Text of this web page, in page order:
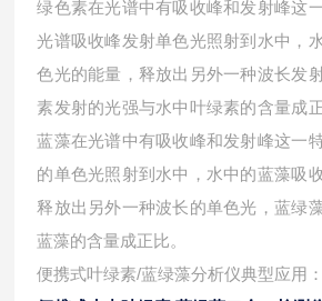
绿色素在光谱中有吸收峰和发射峰这
光谱吸收峰发射单色光照射到水中，
色光的能量，释放出另外一种波长发
素发射的光强与水中叶绿素的含量成
蓝藻在光谱中有吸收峰和发射峰这一
的单色光照射到水中，水中的蓝藻吸
释放出另外一种波长的单色光，蓝绿
蓝藻的含量成正比。
便携式叶绿素/蓝绿藻分析仪典型应用：